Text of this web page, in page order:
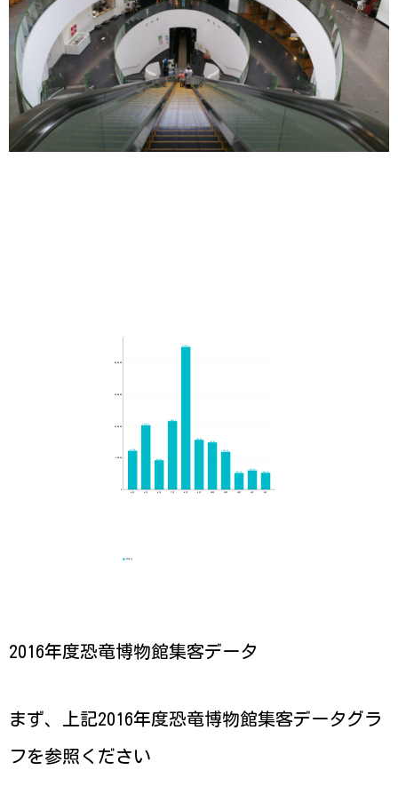
101543
225136
59606
26160
30244
4月 5月 6月 8月 9月 10月 11月 12月 1月 2月
50,000
100,000
200,000
2016年
2016年度恐竜博物館集客データ
まず、上記2016年度恐竜博物館集客データグラ
フを参照ください